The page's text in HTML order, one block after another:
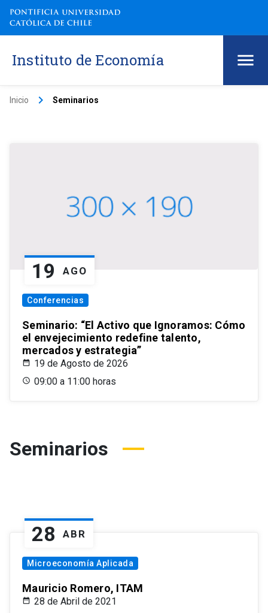
Instituto de Economía
Inicio keyboard_arrow_right Seminarios
19 AGO
Conferencias
Seminario: “El Activo que Ignoramos: Cómo
el envejecimiento redefine talento,
mercados y estrategia”
19 de Agosto de 2026
09:00 a 11:00 horas
Seminarios
28 ABR
Microeconomía Aplicada
Mauricio Romero, ITAM
28 de Abril de 2021